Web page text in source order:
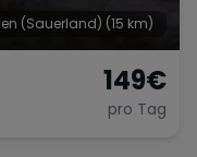
(Sauerland) (15 km)
149€
pro Tag